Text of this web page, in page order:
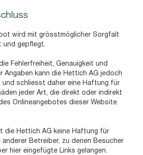
wird mit grösstmöglicher Sorgfalt
und gepflegt.
Fehlerfreiheit, Genauigkeit und
Angaben kann die Hettich AG jedoch
und schliesst daher eine Haftung für
jeder Art, die direkt oder indirekt
Onlineangebotes dieser Website
die Hettich AG keine Haftung für
Betreiber, zu denen Besucher
hier eingefügte Links gelangen.